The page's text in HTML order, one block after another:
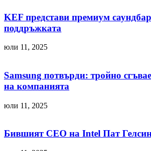
KEF представи премиум
поддръжката
юли 11, 2025
Samsung потвърди: тройно
на компанията
юли 11, 2025
Бившият CEO на Intel Пат